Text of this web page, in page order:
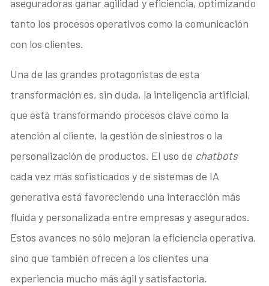
aseguradoras ganar agilidad y eficiencia, optimizando
tanto los procesos operativos como la comunicación
con los clientes.
Una de las grandes protagonistas de esta
transformación es, sin duda, la inteligencia artificial,
que está transformando procesos clave como la
atención al cliente, la gestión de siniestros o la
personalización de productos. El uso de chatbots
cada vez más sofisticados y de sistemas de IA
generativa está favoreciendo una interacción más
fluida y personalizada entre empresas y asegurados.
Estos avances no sólo mejoran la eficiencia operativa,
sino que también ofrecen a los clientes una
experiencia mucho más ágil y satisfactoria.